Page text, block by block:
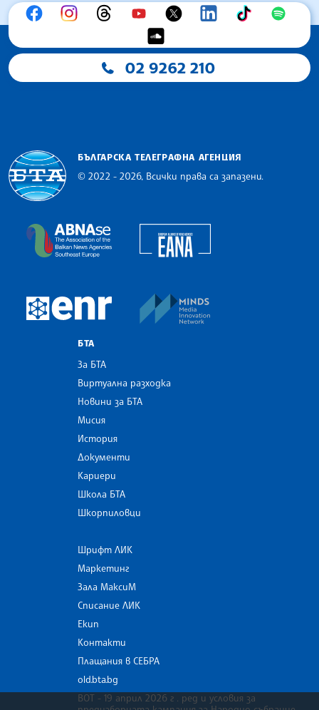
02 9262 210
БЪЛГАРСКА ТЕЛЕГРАФНА АГЕНЦИЯ
© 2022 - 2026, Всички права са запазени.
The Assocoation of the Balkan News Agencies
European Newsroom
БТА
За БТА
Виртуална разходка
Новини за БТА
Мисия
История
Документи
Кариери
Школа БТА
Шкорпиловци
Шрифт ЛИК
Маркетинг
Зала МаксиМ
Списание ЛИК
Екип
Контакти
Плащания в СЕБРА
old.bta.bg
ВОТ - 19 април 2026 г . ред и условия за